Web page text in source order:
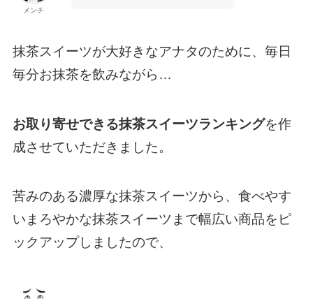
メンチ
抹茶スイーツが大好きなアナタのために、毎日
毎分お抹茶を飲みながら…
お取り寄せできる抹茶スイーツランキングを作
成させていただきました。
苦みのある濃厚な抹茶スイーツから、食べやす
いまろやかな抹茶スイーツまで幅広い商品をピ
ックアップしましたので、